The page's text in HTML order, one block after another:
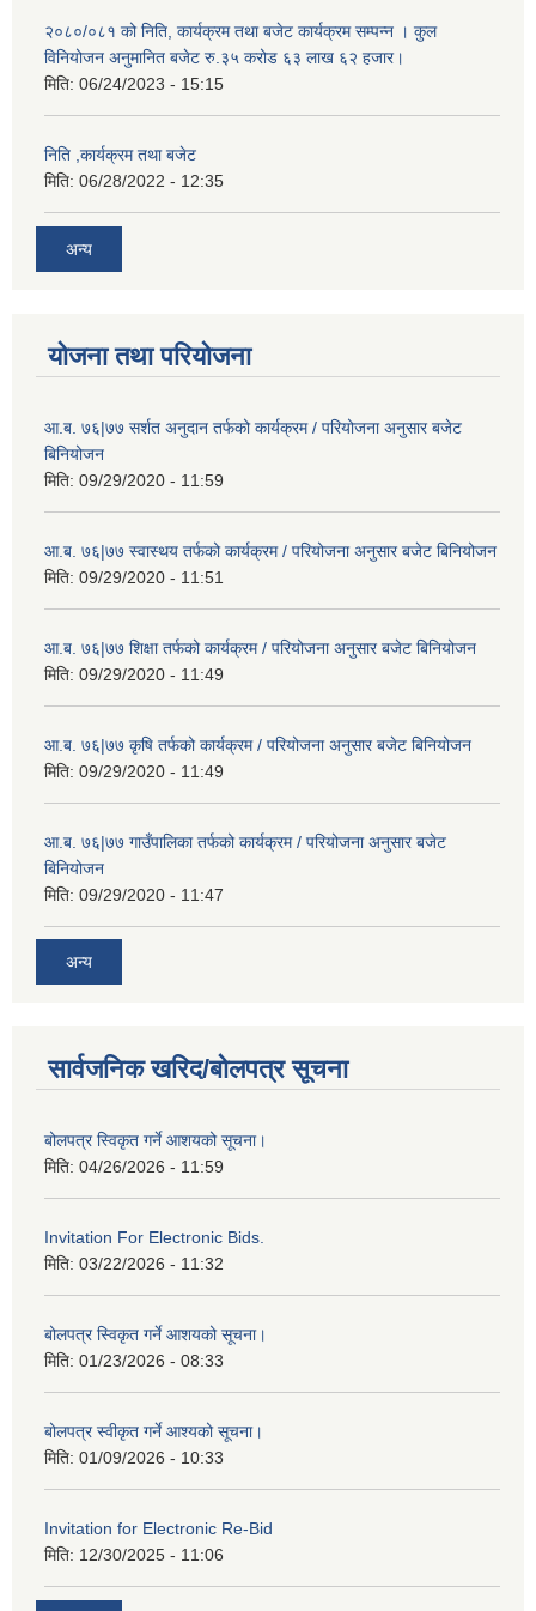
२०८०/०८१ को निति, कार्यक्रम तथा बजेट कार्यक्रम सम्पन्न । कुल
विनियोजन अनुमानित बजेट रु.३५ करोड ६३ लाख ६२ हजार।
मिति: 06/24/2023 - 15:15
निति ,कार्यक्रम तथा बजेट
मिति: 06/28/2022 - 12:35
अन्य
योजना तथा परियोजना
आ.ब. ७६|७७ सर्शत अनुदान तर्फको कार्यक्रम / परियोजना अनुसार बजेट
बिनियोजन
मिति: 09/29/2020 - 11:59
आ.ब. ७६|७७ स्वास्थय तर्फको कार्यक्रम / परियोजना अनुसार बजेट बिनियोजन
मिति: 09/29/2020 - 11:51
आ.ब. ७६|७७ शिक्षा तर्फको कार्यक्रम / परियोजना अनुसार बजेट बिनियोजन
मिति: 09/29/2020 - 11:49
आ.ब. ७६|७७ कृषि तर्फको कार्यक्रम / परियोजना अनुसार बजेट बिनियोजन
मिति: 09/29/2020 - 11:49
आ.ब. ७६|७७ गाउँपालिका तर्फको कार्यक्रम / परियोजना अनुसार बजेट
बिनियोजन
मिति: 09/29/2020 - 11:47
अन्य
सार्वजनिक खरिद/बोलपत्र सूचना
बोलपत्र स्विकृत गर्ने आशयको सूचना।
मिति: 04/26/2026 - 11:59
Invitation For Electronic Bids.
मिति: 03/22/2026 - 11:32
बोलपत्र स्विकृत गर्ने आशयको सूचना।
मिति: 01/23/2026 - 08:33
बोलपत्र स्वीकृत गर्ने आश्यको सूचना।
मिति: 01/09/2026 - 10:33
Invitation for Electronic Re-Bid
मिति: 12/30/2025 - 11:06